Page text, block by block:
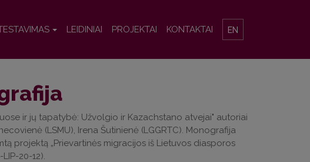
LEIDINIAI PROJEKTAI KONTAKTAI EN
ir jų tapatybė: Užvolgio ir Kazachstano atvejai" autoriai
(LSMU), Irena Šutinienė (LGGRTC). Monografija
projektą „Prievartinės migracijos iš Lietuvos diasporos
20-12).